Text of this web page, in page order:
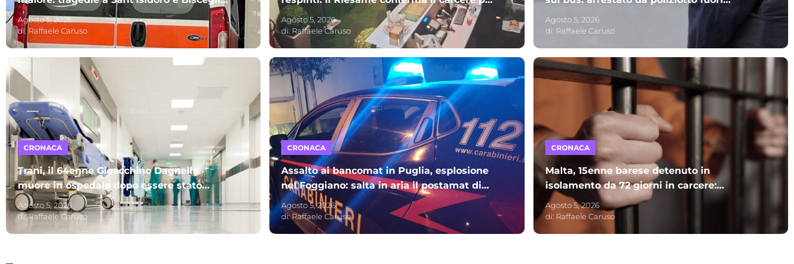
A perdere la vita due uomini
Agosto 5, 2026
di:Raffaele Caruso
sette indagati – I NOMI
Agosto 5, 2026
di: Raffaele Caruso
servizio e processato per direttissima
Agosto 5, 2026
di: Raffaele Caruso
CRONACA
Trani, il 64enne Gioacchino Dagnello
muore in ospedale dopo essere stato
investito: s’indaga per omicidio stradale
Agosto 5, 2026
di:Raffaele Caruso
CRONACA
Assalto ai bancomat in Puglia, esplosione
nel Foggiano: salta in aria il postamat di
Stornarella ma il colpo fallisce
Agosto 5, 2026
di:Raffaele Caruso
CRONACA
Malta, 15enne barese detenuto in
isolamento da 72 giorni in carcere:
l’appello dei genitori alle autorità italiane
Agosto 5, 2026
di: Raffaele Caruso